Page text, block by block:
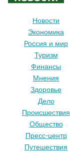
Новости
Экономика
Россия и мир
Туризм
Финансы
Мнения
Здоровье
Дело
Происшествия
Общество
Пресс-центр
Путешествия